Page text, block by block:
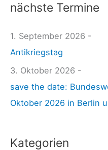
h
n
n
a
c
h
nächste Termine
1. September 2026 -
Antikriegstag
3. Oktober 2026 -
save the date:
Oktober 2026 in Berlin
Kategorien